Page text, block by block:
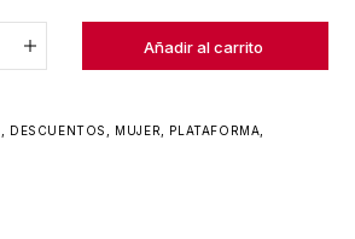
Añadir al carrito
Añadido al carrito
DESCUENTOS MUJER PLATAFORMA